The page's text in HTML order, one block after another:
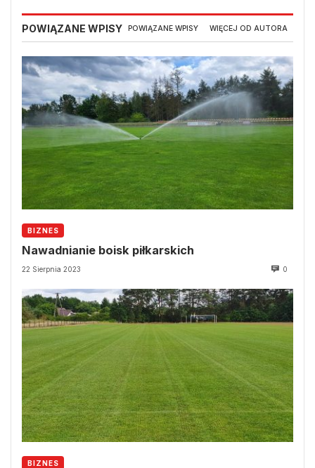
POWIĄZANE WPISY POWIĄZANE WPISY WIĘCEJ OD AUTORA
BIZNES
Nawadnianie boisk piłkarskich
22 Sierpnia 2023 0
BIZNES